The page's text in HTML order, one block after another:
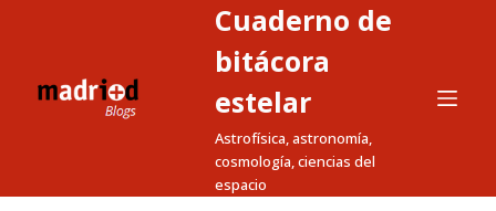
a
Cuaderno de
bitácora
estelar
Astrofísica, astronomía,
cosmología, ciencias del
espacio